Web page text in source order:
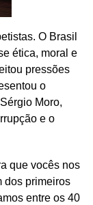
O Brasil
ética, moral e
pressões
o
Moro,
e o
que vocês nos
dos primeiros
entre os 40